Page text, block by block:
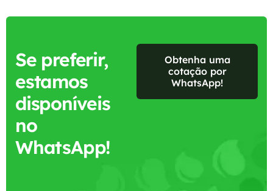
Se preferir,
estamos
disponíveis
no
WhatsApp!
Obtenha uma
cotação por
WhatsApp!